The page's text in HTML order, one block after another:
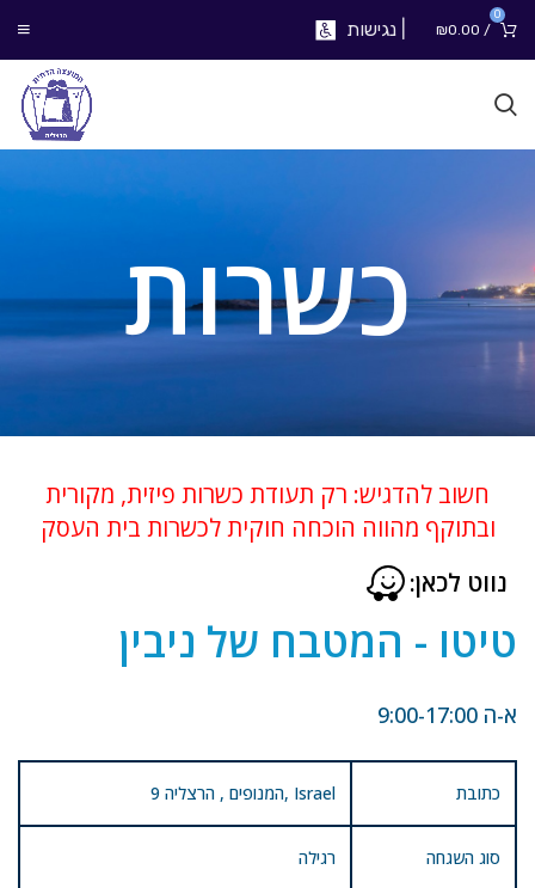
0
/
₪0.00 נגישות
כשרות
חשוב להדגיש: רק תעודת כשרות פיזית, מקורית
ובתוקף מהווה הוכחה חוקית לכשרות בית העסק
נווט לכאן:
טיטו - המטבח של ניבין
א-ה 9:00-17:00
כתובת 9 המנופים , הרצליה, Israel
סוג השגחה רגילה